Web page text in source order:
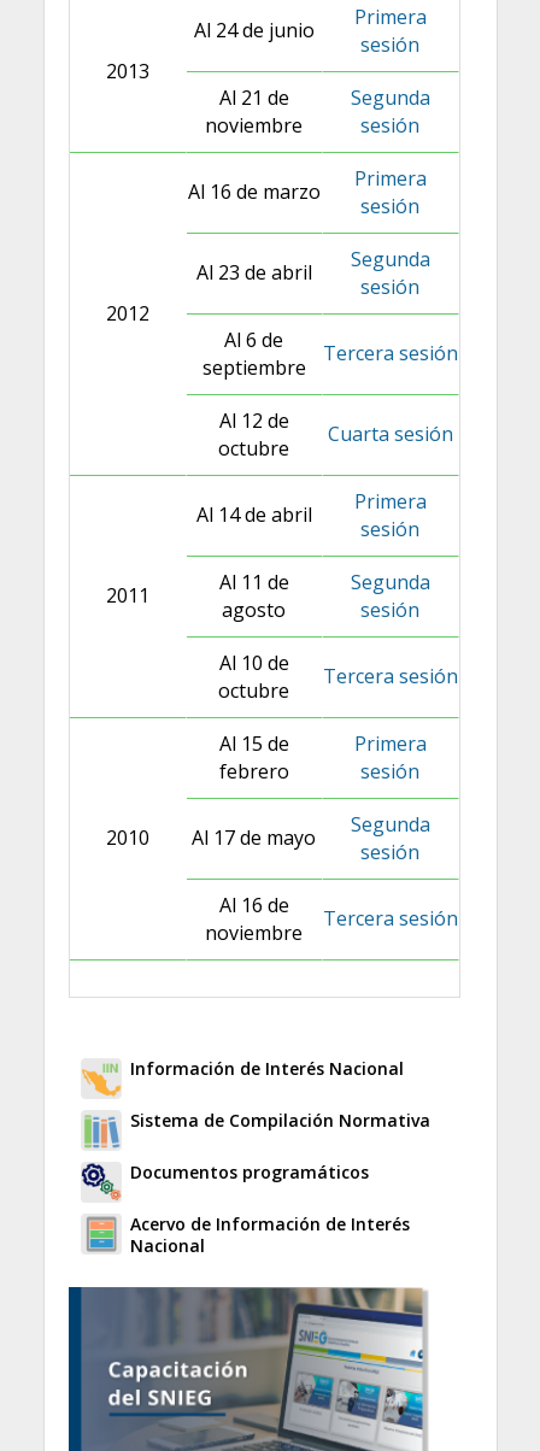
2013
Al 24 de junio
Primera
sesión
Al 21 de
noviembre
Segunda
sesión
2012
Al 16 de marzo
Primera
sesión
Al 23 de abril
Segunda
sesión
Al 6 de
septiembre
Tercera sesión
Al 12 de
octubre
Cuarta sesión
2011
Al 14 de abril
Primera
sesión
Al 11 de
agosto
Segunda
sesión
Al 10 de
octubre
Tercera sesión
2010
Al 15 de
febrero
Primera
sesión
Al 17 de mayo
Segunda
sesión
Al 16 de
noviembre
Tercera sesión
Información de Interés Nacional
Sistema de Compilación Normativa
Documentos programáticos
Acervo de Información de Interés
Nacional